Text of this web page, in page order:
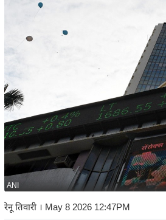
ANI
रेनू तिवारी । May 8 2026 12:47PM